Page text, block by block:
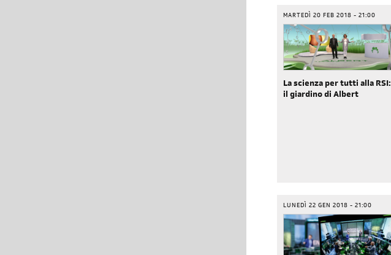
MARTEDÌ 20 FEB 2018 - 21:00
La scienza per tutti alla RSI:
il giardino di Albert
LUNEDÌ 22 GEN 2018 - 21:00